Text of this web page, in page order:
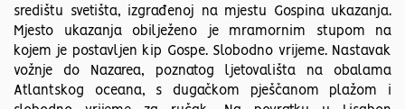
središtu svetišta, izgrađenoj na mjestu Gospina ukazanja.
Mjesto ukazanja obilježeno je mramornim stupom na
kojem je postavljen kip Gospe. Slobodno vrijeme. Nastavak
vožnje do Nazarea, poznatog ljetovališta na obalama
Atlantskog oceana, s dugačkom pješčanom plažom i